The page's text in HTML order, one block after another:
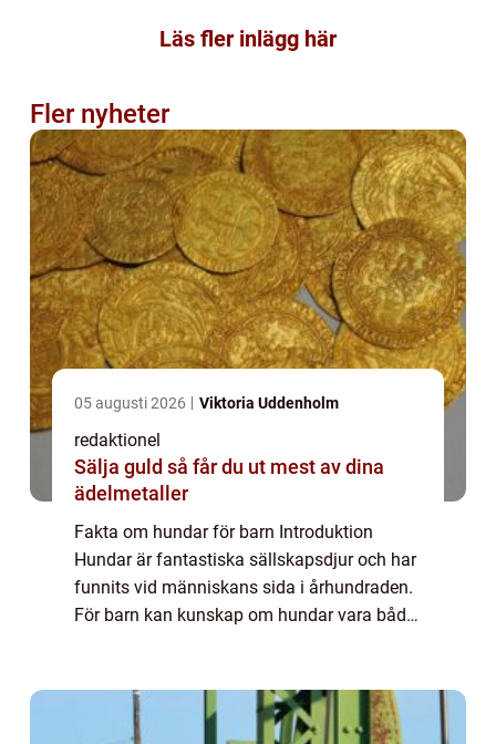
Läs fler inlägg här
Fler nyheter
05 augusti 2026 Viktoria Uddenholm
redaktionel
Sälja guld så får du ut mest av dina
ädelmetaller
Fakta om hundar för barn Introduktion
Hundar är fantastiska sällskapsdjur och har
funnits vid människans sida i århundraden.
För barn kan kunskap om hundar vara både